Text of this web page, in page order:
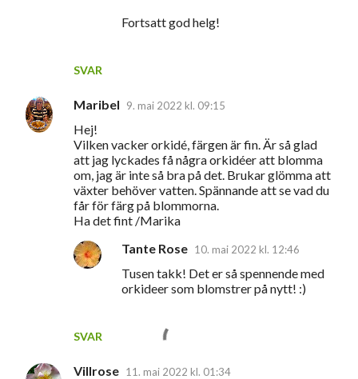
SVAR
Fortsatt god helg!
Maribel 9. mai 2022 kl. 09:15
Hej!
Vilken vacker orkidé, färgen är fin. Är så glad
att jag lyckades få några orkidéer att blomma
om, jag är inte så bra på det. Brukar glömma att
växter behöver vatten. Spännande att se vad du
får för färg på blommorna.
Ha det fint /Marika
SVAR
Tante Rose 10. mai 2022 kl. 12:46
Tusen takk! Det er så spennende med
orkideer som blomstrer på nytt! :)
Villrose 11. mai 2022 kl. 01:34